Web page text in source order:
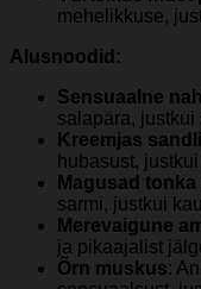
mehelikkuse,
Alusnoodid:
Sensuaalne
salapära,
Kreemjas
hubasust,
Magusad tonka
sarmi, justkui
Merevaigune
ja pikaajalist
Õrn muskus: